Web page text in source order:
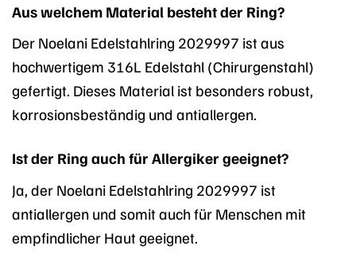
Aus welchem Material besteht der Ring?
Der Noelani Edelstahlring 2029997 ist aus
hochwertigem 316L Edelstahl (Chirurgenstahl)
gefertigt. Dieses Material ist besonders robust,
korrosionsbeständig und antiallergen.
Ist der Ring auch für Allergiker geeignet?
Ja, der Noelani Edelstahlring 2029997 ist
antiallergen und somit auch für Menschen mit
empfindlicher Haut geeignet.